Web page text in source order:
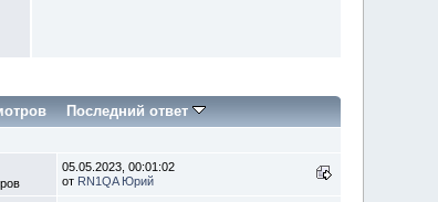
Последний ответ
05.05.2023, 00:01:02
от RN1QA Юрий